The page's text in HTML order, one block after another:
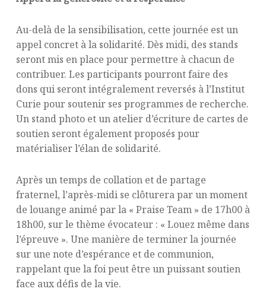
Au-delà de la sensibilisation, cette journée est un
appel concret à la solidarité. Dès midi, des stands
seront mis en place pour permettre à chacun de
contribuer. Les participants pourront faire des
dons qui seront intégralement reversés à l’Institut
Curie pour soutenir ses programmes de recherche.
Un stand photo et un atelier d’écriture de cartes de
soutien seront également proposés pour
matérialiser l’élan de solidarité.
Après un temps de collation et de partage
fraternel, l’après-midi se clôturera par un moment
de louange animé par la « Praise Team » de 17h00 à
18h00, sur le thème évocateur : « Louez même dans
l’épreuve ». Une manière de terminer la journée
sur une note d’espérance et de communion,
rappelant que la foi peut être un puissant soutien
face aux défis de la vie.